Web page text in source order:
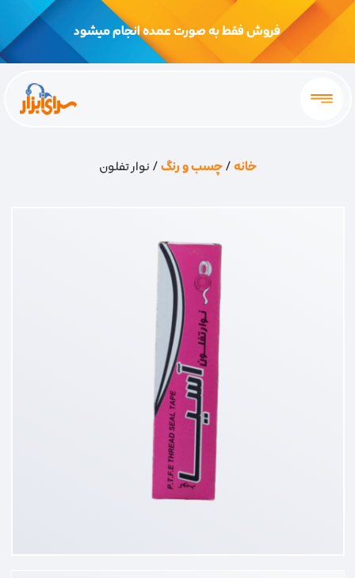
فروش فقط به صورت عمده انجام میشود
خانه/چسب و رنگ/ نوار تفلون